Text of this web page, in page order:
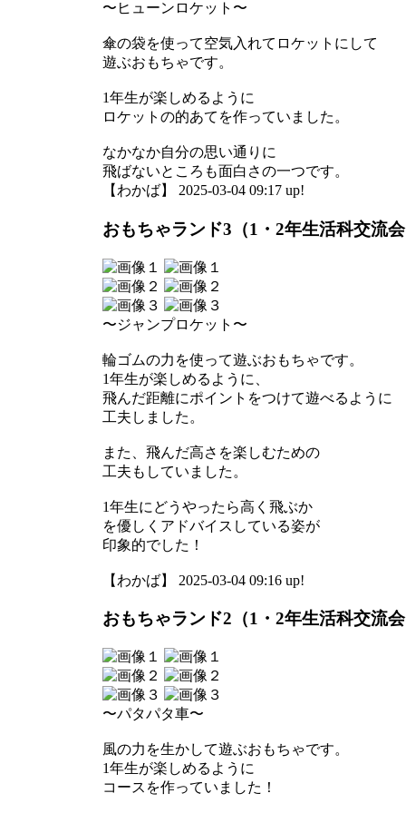
〜ヒューンロケット〜
傘の袋を使って空気入れてロケットにして
遊ぶおもちゃです。
1年生が楽しめるように
ロケットの的あてを作っていました。
なかなか自分の思い通りに
飛ばないところも面白さの一つです。
【わかば】 2025-03-04 09:17 up!
おもちゃランド3（1・2年生活科交流
〜ジャンプロケット〜
輪ゴムの力を使って遊ぶおもちゃです。
1年生が楽しめるように、
飛んだ距離にポイントをつけて遊べるように
工夫しました。
また、飛んだ高さを楽しむための
工夫もしていました。
1年生にどうやったら高く飛ぶか
を優しくアドバイスしている姿が
印象的でした！
【わかば】 2025-03-04 09:16 up!
おもちゃランド2（1・2年生活科交流
〜パタパタ車〜
風の力を生かして遊ぶおもちゃです。
1年生が楽しめるように
コースを作っていました！